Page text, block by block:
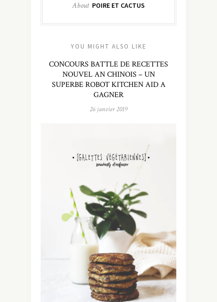
About POIRE ET CACTUS
YOU MIGHT ALSO LIKE
CONCOURS BATTLE DE RECETTES
NOUVEL AN CHINOIS – UN
SUPERBE ROBOT KITCHEN AID A
GAGNER
26 janvier 2019